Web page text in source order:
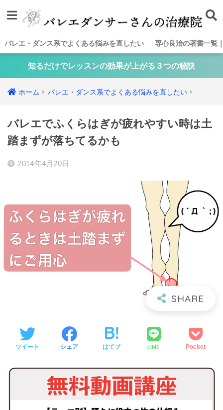
バレエ・ダンス系でよくある悩みを直したい 専心良治の著書一覧
知るだけでレッスンの効果が上がる３つの秘訣
ホーム バレエ・ダンス系でよくある悩みを直したい
バレエでふくらはぎが疲れやすい時は土
踏まずが落ちてるかも
2014年4月20日
ツイート シェア はてブ LINE Pocket